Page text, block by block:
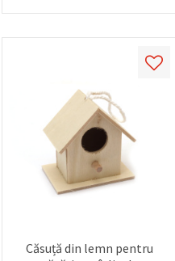
Căsuță din lemn pentru